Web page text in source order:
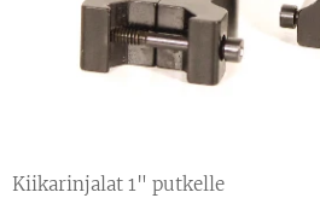
Kiikarinjalat 1" putkelle